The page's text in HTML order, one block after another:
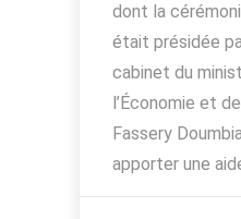
dont la
était présidée
cabinet du
l’Économie et
Fassery
apporter une